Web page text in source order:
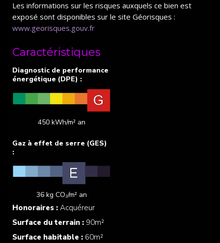
Les informations sur les risques auxquels ce bien est
exposé sont disponibles sur le site Géorisques :
www.georisques.gouv.fr
Caractéristiques
450 kWh/m² an
36 kg CO₂/m² an
Honoraires :Acquéreur
Surface du terrain : 90m²
Surface habitable : 60m²